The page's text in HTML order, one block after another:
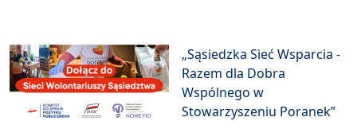
„Sąsiedzka Sieć Wsparcia -
Razem dla Dobra
Wspólnego w
Stowarzyszeniu Poranek”